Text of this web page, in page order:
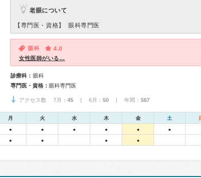
老眼について
【専門医・資格】 眼科専門医
眼科 4.0
女性医師がいる…
診療科： 眼科
専門医・資格： 眼科専門医
アクセス数 7月： 45 | 6月： 50 | 年間： 567
月 火 水 木 金 土
● ● ● ● ● ●
● ● ● ●